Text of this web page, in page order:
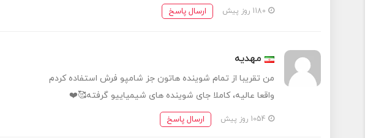
ارسال پاسخ
مهدیه
من تقریبا از تمام شوینده هاتون جز شامپو فرش استفاده کردم
واقعا عالیه، کاملا جای شوینده های شیمیاییو گرفته🥰❤️
ارسال پاسخ